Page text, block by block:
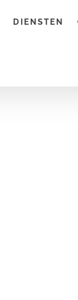
DIENSTEN